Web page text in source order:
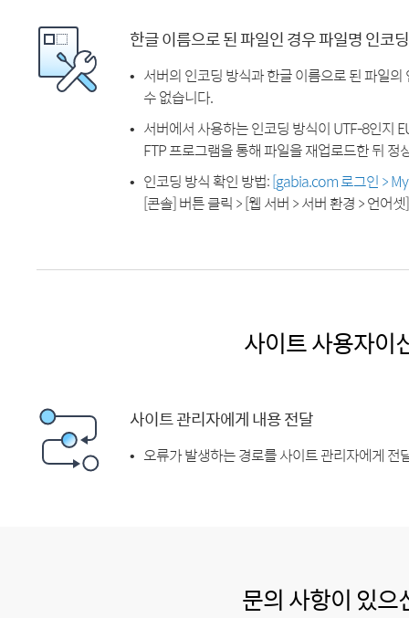
한글 이름으로 된 파일인 경우 파일명 인코
서버의 인코딩 방식과 한글 이름으로 된 파일
수 없습니다.
서버에서 사용하는 인코딩 방식이 UTF-8인지
FTP 프로그램을 통해 파일을 재업로드한 뒤
인코딩 방식 확인 방법:[gabia.com 로그인 >
[콘솔] 버튼 클릭 > [웹 서버 > 서버 환경 > 언어
사이트 사용자이
사이트 관리자에게 내용 전달
오류가 발생하는 경로를 사이트 관리자에게 전
문의 사항이 있으